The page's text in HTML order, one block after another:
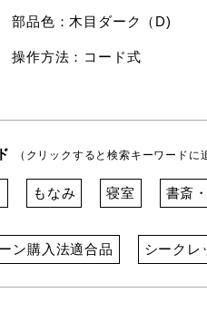
部品色：木目ダーク（D)
操作方法：コード式
（クリックすると検索キーワードに
もなみ 寝室 書斎
ン購入法適合品 シークレ